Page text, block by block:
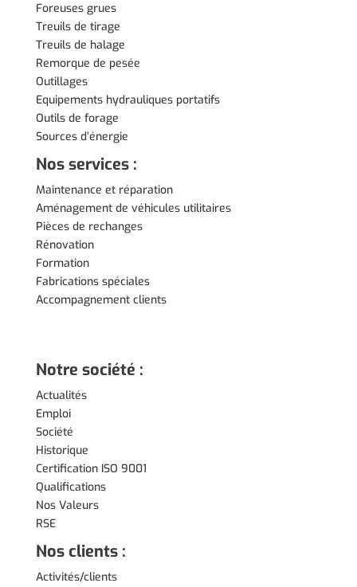
Foreuses grues
Treuils de tirage
Treuils de halage
Remorque de pesée
Outillages
Equipements hydrauliques portatifs
Outils de forage
Sources d’énergie
Nos services :
Maintenance et réparation
Aménagement de véhicules utilitaires
Pièces de rechanges
Rénovation
Formation
Fabrications spéciales
Accompagnement clients
Notre société :
Actualités
Emploi
Société
Historique
Certification ISO 9001
Qualifications
Nos Valeurs
RSE
Nos clients :
Activités/clients